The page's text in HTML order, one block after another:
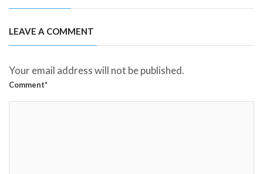
LEAVE A COMMENT
Your email address will not be published.
Comment*